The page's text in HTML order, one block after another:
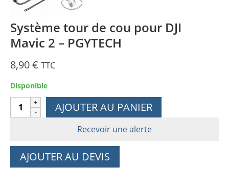
Système tour de cou pour DJI
Mavic 2 – PGYTECH
8,90€ TTC
Disponible
quantité
de
cou
AJOUTER AU PANIER
Recevoir une alerte
AJOUTER AU DEVIS